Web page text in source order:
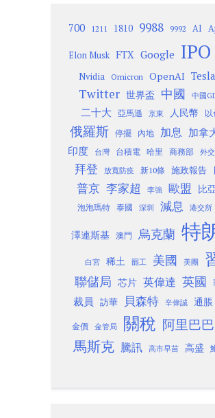
700 1211 1810 9988 9992 AI
Elon Musk FTX Google IPO
Nvidia Omicron OpenAI Tesla
Twitter 世界盃 中國 中國
二十大 亞馬遜 京東 人民幣
俄羅斯 停擺 內地 加息 加拿
印度
台灣 台積電 哈里 商務部 外
拜登 放寬防疫 新10條 施政報告
普京 李家超 李強 歐盟 比
泡泡瑪特 泰國 深圳 減息 港交所
澤連斯基 澳門 烏克蘭 特
白宮 稀土 罷工 美國 美團
聯儲局 芯片 英偉達 英國
裁員 訪華 貝森特 辛偉誠 通脹
金價 金管局 關稅 阿里巴巴
馬斯克 騰訊 高市早苗 高盛